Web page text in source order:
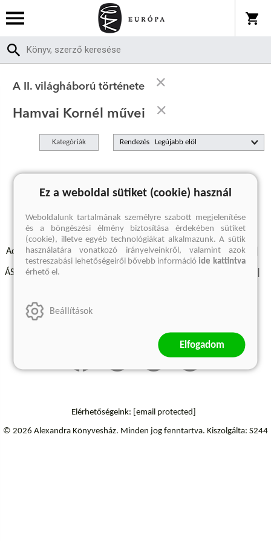
A II. világháború története
Hamvai Kornél művei
Kategóriák Rendezés
A keresett kifejezésre nincs találat
Adatvédelmi szabályzatok Elállási felmondási nyilatkozat
ÁSZF - Vásárlási feltételek
Szállítási információk
Elérhetőségeink: [email protected]
© 2026 Alexandra Könyvesház. Minden jog fenntartva. Kiszolgálta: S244
Ez a weboldal sütiket (cookie) használ
Weboldalunk tartalmának személyre szabott megjelenítése
és a böngészési élmény biztosítása érdekében sütiket
(cookie), illetve egyéb technológiákat alkalmazunk. A sütik
használatára vonatkozó irányelveinkről, valamint azok
testreszabási lehetőségeiről bővebb információide kattintva
érhető el.
Beállítások
Elfogadom